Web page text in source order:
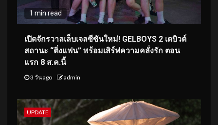
1 min read
เปิดจักรวาลเล็บเจลซีซันใหม่! GELBOYS 2 เดบิวต์
สถานะ “ติ่งแฟน” พร้อมเสิร์ฟความคลั่งรัก ตอน
แรก 8 ส.ค.นี้
3 วัน ago admin
UPDATE